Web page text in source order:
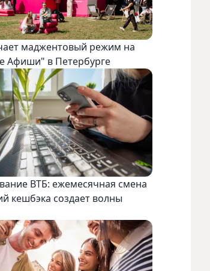
маджентовый режим на
Афиши" в Петербурге
ВТБ: ежемесячная смена
кешбэка создает волны